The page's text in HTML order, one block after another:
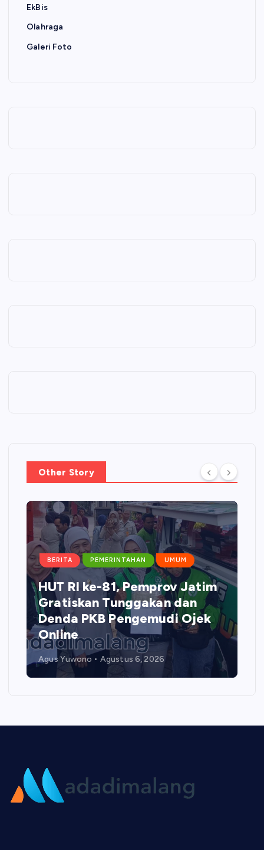
EkBis
Olahraga
Galeri Foto
Other Story
BERITA PEMERINTAHAN UMUM
HUT RI ke-81, Pemprov Jatim
Gratiskan Tunggakan dan
Denda PKB Pengemudi Ojek
Online
Agus Yuwono Agustus 6, 2026